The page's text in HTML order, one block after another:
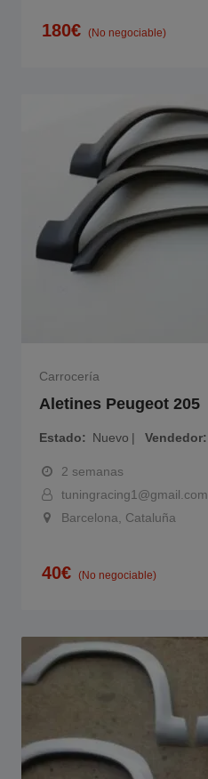
180€ (No negociable)
Carrocería
Aletines Peugeot 205
Estado Nuevo Vendedor
2 semanas
tuningracing1@gmail.com
Barcelona, Cataluña
40€ (No negociable)